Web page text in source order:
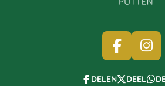
F
C
I
S
DELEN DEEL